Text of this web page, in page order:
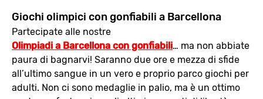
Giochi olimpici con gonfiabili a Barcellona
Partecipate alle nostre
Olimpiadi a Barcellona con gonfiabili… ma non abbiate
paura di bagnarvi! Saranno due ore e mezza di sfide
all’ultimo sangue in un vero e proprio parco giochi per
adulti. Non ci sono medaglie in palio, ma è un ottimo